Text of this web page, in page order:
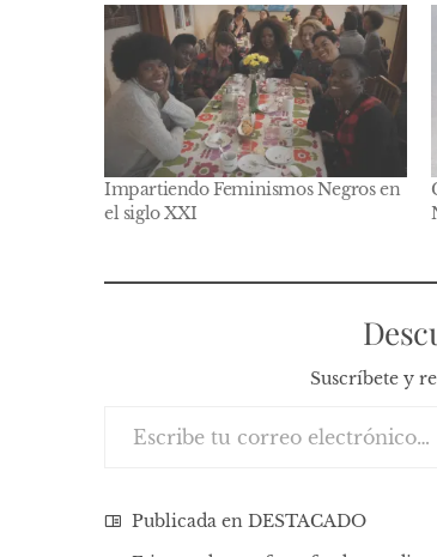
Impartiendo Feminismos Negros en
el siglo XXI
Suscríbete y
Publicada en DESTACADO